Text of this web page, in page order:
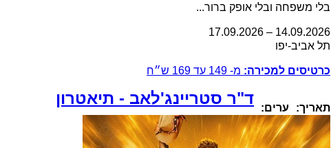
בלי משפחה ובלי אופק ברור...
תאריך:
14.09.2026
–
17.09.2026
ערים:
תל אביב-יפו
כרטיסים למכירה: מ- 149 עד 169 ש״ח
ד"ר סטריינג'לאב - תיאטרון